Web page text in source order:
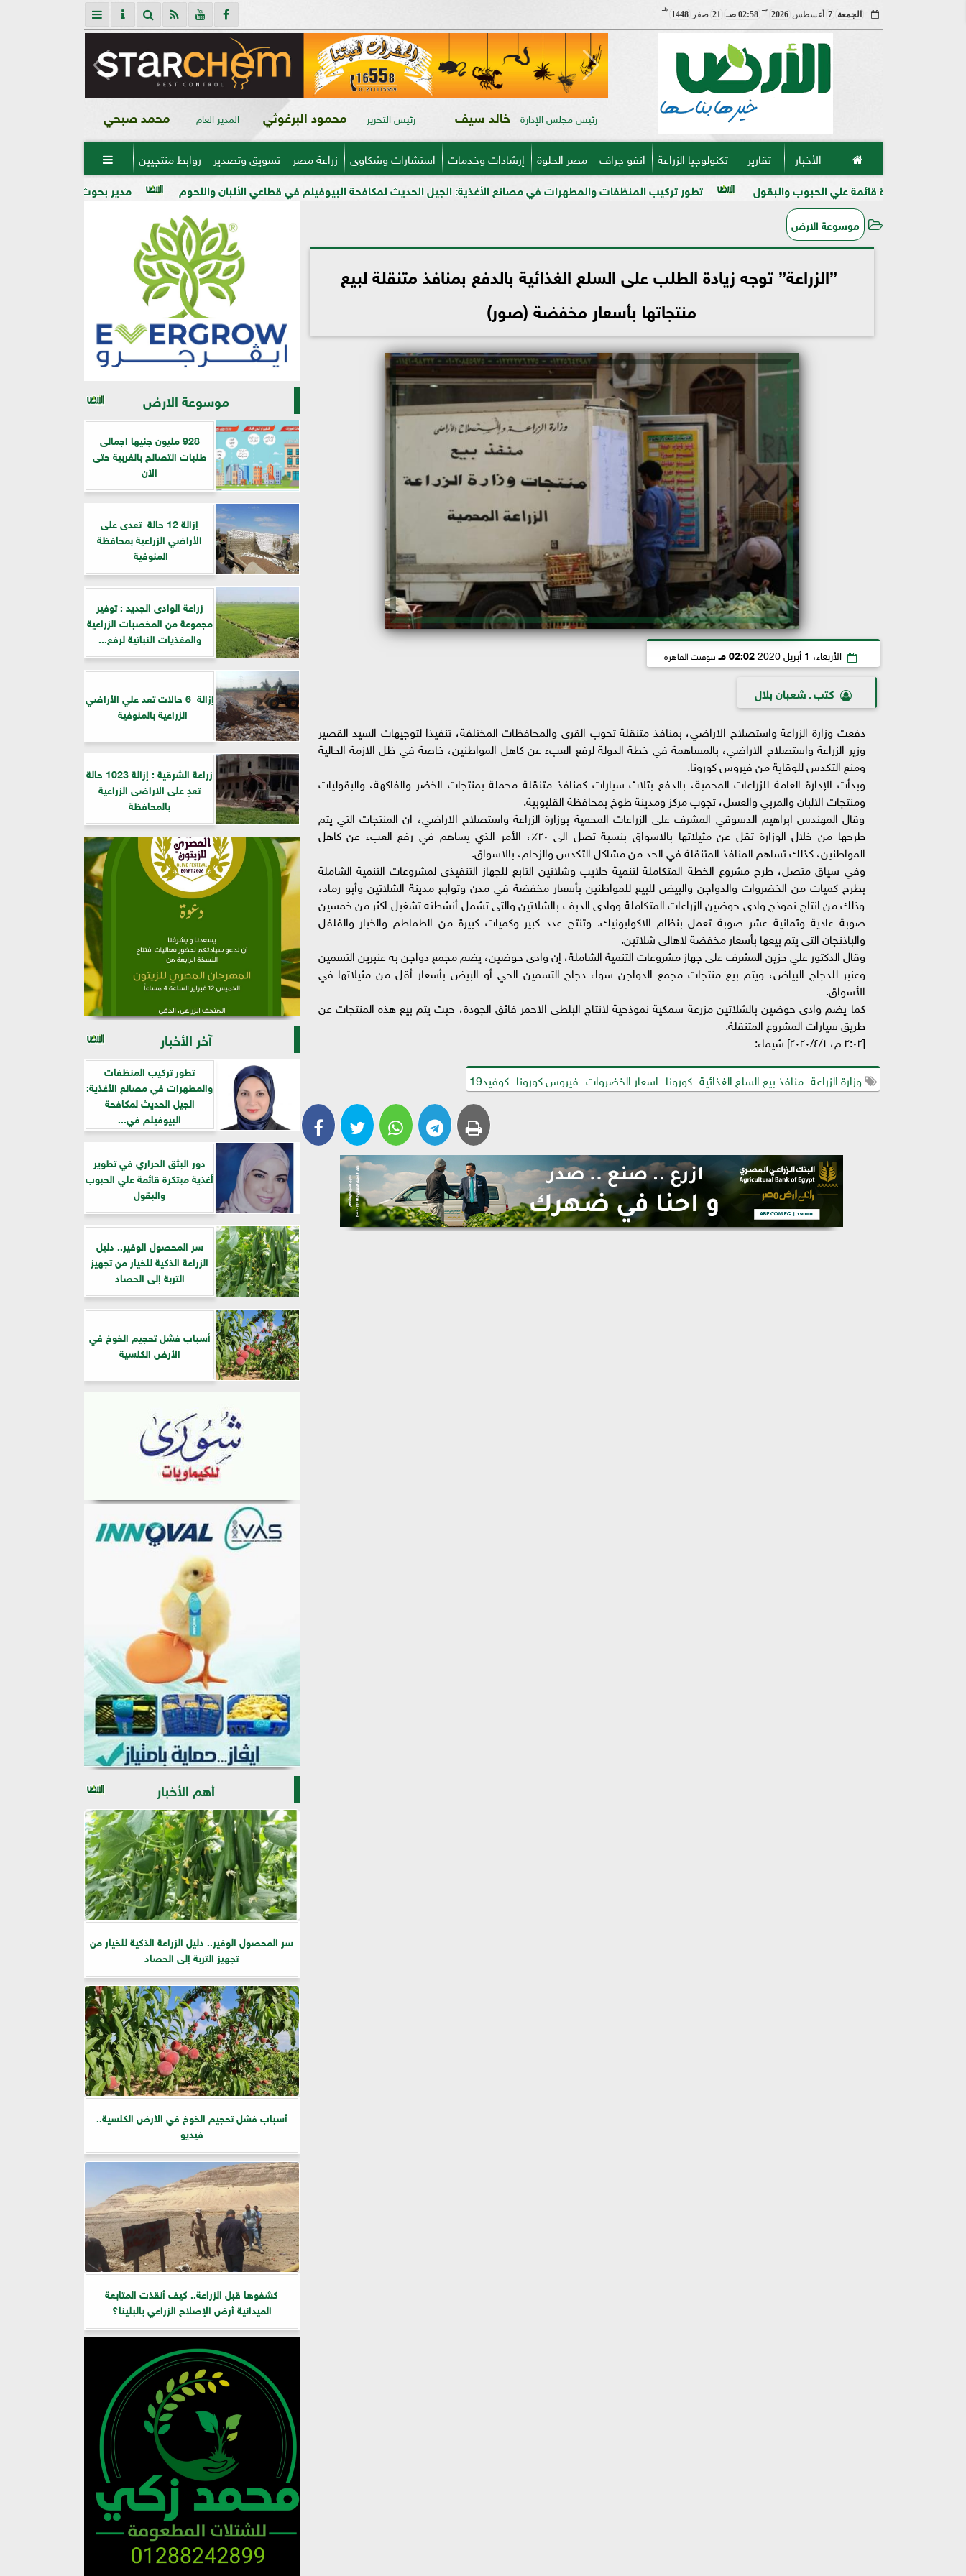
الجمعة 7 أغسطس2026
مـ
02:58 صـ 21 صفر1448
هـ
رئيس مجلس الإدارة خالد سيف رئيس التحرير محمود البرغوثي المدير العام محمد صبحي
الأخبار تقارير تكنولوجيا الزراعة انفو جراف مصر الحلوة إرشادات وخدمات استشارات وشكاوى زراعة مصر تسويق وتصدير روابط منتجيين 
مدير بحوث أمراض النباتات: التغيرات تطور تركيب المنظفات والمطهرات في مصانع الأغذية: الجيل الحديث لمكافحة البيوفيلم في قطاعي الألبان واللحوم قائمة علي الحبوب والبقول
موسوعة الارض
”الزراعة” توجه زيادة الطلب على السلع الغذائية بالدفع بمنافذ متنقلة لبيع
منتجاتها بأسعار مخفضة (صور)
الأربعاء، 1 أبريل 2020 02:02 مـ بتوقيت القاهرة
كتب ـ شعبان بلال
دفعت وزارة الزراعة واستصلاح الاراضي، بمنافذ متنقلة تحوب القرى والمحافظات المختلفة، تنفيذا لتوجيهات السيد القصير
وزير الزراعة واستصلاح الاراضي، بالمساهمة في خطة الدولة لرفع العبء عن كاهل المواطنين، خاصة في ظل الازمة الحالية
ومنع التكدس للوقاية من فيروس كورونا.
وبدأت الإدارة العامة للزراعات المحمية، بالدفع بثلاث سيارات كمنافذ متنقلة محملة بمنتجات الخضر والفاكهة، والبقوليات
ومنتجات الالبان والمربي والعسل، تجوب مركز ومدينة طوخ بمحافظة القليوبية.
وقال المهندس ابراهيم الدسوقي المشرف على الزراعات المحمية بوزارة الزراعة واستصلاح الاراضي، ان المنتجات التي يتم
طرحها من خلال الوزارة تقل عن مثيلاتها بالاسواق بنسبة تصل الى ٢٠٪، الأمر الذي يساهم في رفع العبء عن كاهل
المواطنين، كذلك تساهم المنافذ المتنقلة في الحد من مشاكل التكدس والزحام، بالاسواق.
وفي سياق متصل، طرح مشروع الخطة المتكاملة لتنمية حلايب وشلاتين التابع للجهاز التنفيذى لمشروعات التنمية الشاملة
بطرح كميات من الخضروات والدواجن والبيض للبيع للمواطنين بأسعار مخفضة في مدن وتوابع مدينة الشلاتين وأبو رماد،
وذلك من انتاج نموذج وادى حوضين الزراعات المتكاملة ووادى الدبف بالشلاتين والتى تشمل أنشطته تشغيل اكثر من خمسين
صوبة عادية وثمانية عشر صوبة تعمل بنظام الاكوابونيك. وتنتج عدد كبير وكميات كبيرة من الطماطم والخيار والفلفل
والباذنجان التى يتم بيعها بأسعار مخفضة لاهالى شلاتين.
وقال الدكتور علي حزين المشرف على جهاز مشروعات التنمية الشاملة، إن وادى حوضين، يضم مجمع دواجن به عنبرين التسمين
وعنبر للدجاج البياض، ويتم بيع منتجات مجمع الدواجن سواء دجاج التسمين الحي أو البيض بأسعار أقل من مثيلاتها في
الأسواق.
كما يضم وادى حوضين بالشلاتين مزرعة سمكية نموذحية لانتاج البلطى الاحمر فائق الجودة، حيث يتم بيع هذه المنتجات عن
طريق سيارات المشروع المتنقلة.
[٢:٠٢ م، ٢٠٢٠/٤/١] شيماء:
وزارة الزراعة ـ منافذ بيع السلع الغذائية ـ كورونا ـ اسعار الخضروات ـ فيروس كورونا ـ كوفيد19
موسوعة الارض
928 مليون جنيها اجمالى
طلبات التصالح بالغربية حتى
الأن
إزالة 12 حالة تعدى على
الأراضي الزراعية بمحافظة
المنوفية
زراعة الوادى الجديد : توفير
مجموعة من المخصبات الزراعية
والمغذيات النباتية لرفع...
إزالة 6 حالات تعد علي الأراضي
الزراعية بالمنوفية
زراعة الشرقية : إزالة 1023 حالة
تعدٍ على الاراضى الزراعية
بالمحافظة
آخر الأخبار
تطور تركيب المنظفات
والمطهرات في مصانع الأغذية:
الجيل الحديث لمكافحة
البيوفيلم في...
دور البثق الحراري في تطوير
أغذية مبتكرة قائمة علي الحبوب
والبقول
سر المحصول الوفير.. دليل
الزراعة الذكية للخيار من تجهيز
التربة إلى الحصاد
أسباب فشل تحجيم الخوخ في
الأرض الكلسية
أهم الأخبار
سر المحصول الوفير.. دليل الزراعة الذكية للخيار من
تجهيز التربة إلى الحصاد
أسباب فشل تحجيم الخوخ في الأرض الكلسية..
فيديو
كشفوها قبل الزراعة.. كيف أنقذت المتابعة
الميدانية أرض الإصلاح الزراعي بالبلينا؟